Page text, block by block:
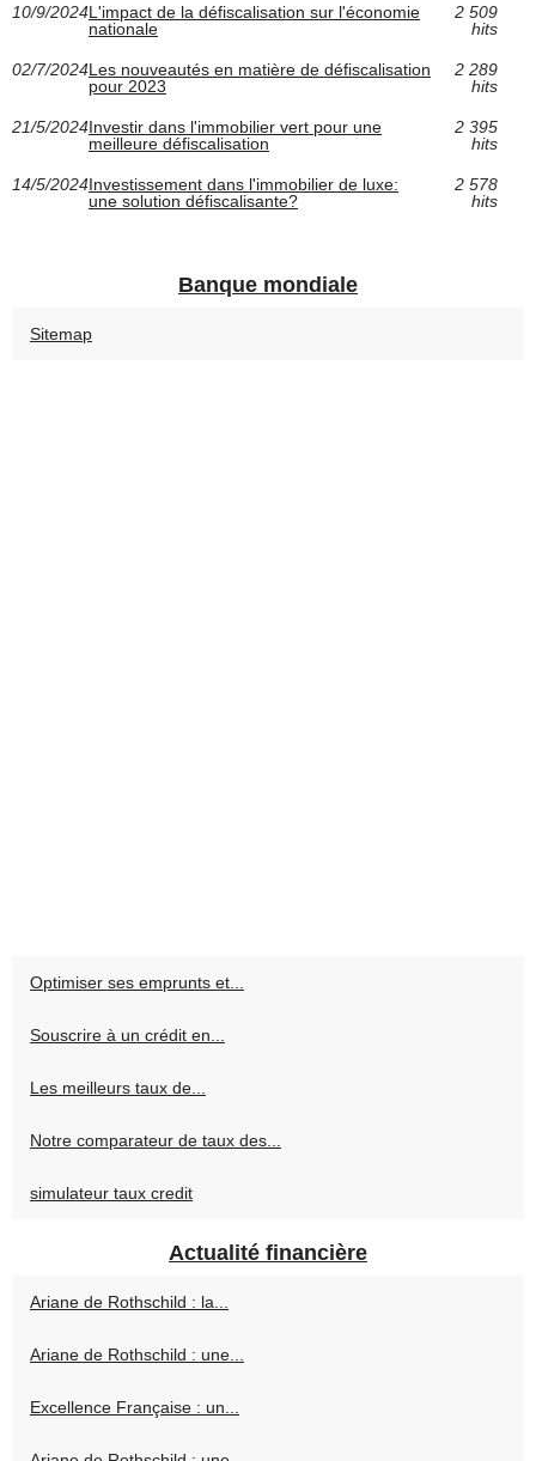
10/9/2024L'impact de la défiscalisation sur l'économie
nationale
2 509
hits
02/7/2024Les nouveautés en matière de défiscalisation
pour 2023
2 289
hits
21/5/2024Investir dans l'immobilier vert pour une
meilleure défiscalisation
2 395
hits
14/5/2024Investissement dans l'immobilier de luxe:
une solution défiscalisante?
2 578
hits
Banque mondiale
Sitemap
Optimiser ses emprunts et...
Souscrire à un crédit en...
Les meilleurs taux de...
Notre comparateur de taux des...
simulateur taux credit
Actualité financière
Ariane de Rothschild : la...
Ariane de Rothschild : une...
Excellence Française : un...